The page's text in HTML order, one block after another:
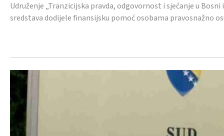
Udruženje „Tranzicijska pravda, odgovornost i sjećanje u
sredstava dodijele finansijsku pomoć osobama pravosnažno